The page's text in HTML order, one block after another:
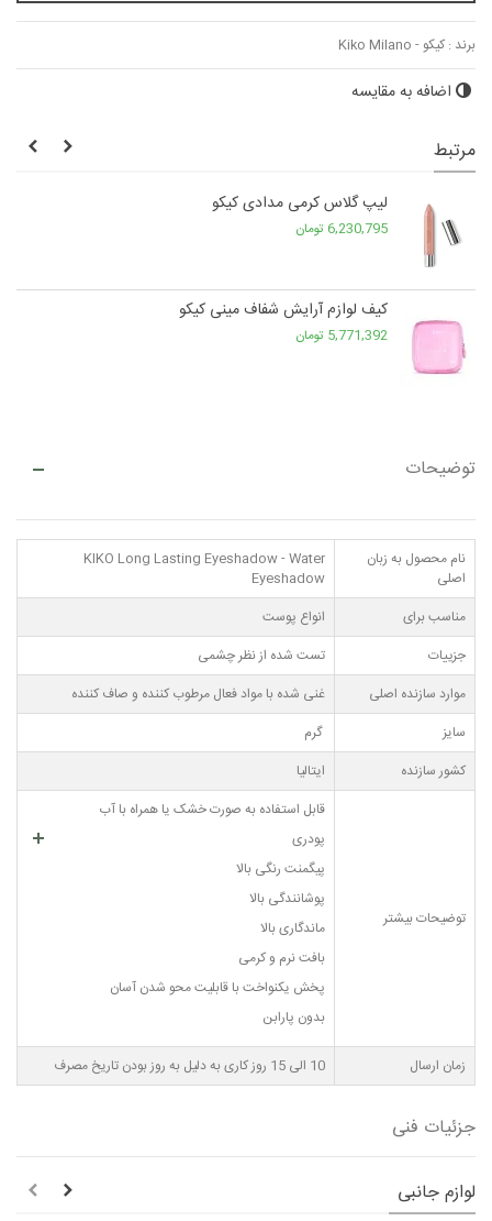
برند : کیکو - Kiko Milano
اضافه به مقایسه
مرتبط
لیپ گلاس کرمی مدادی کیکو
6,230,795 تومان
کیف لوازم آرایش شفاف مینی کیکو
5,771,392 تومان
توضیحات
نام محصول به زبان
اصلی
KIKO Long Lasting Eyeshadow - Water
Eyeshadow
مناسب برای
انواع پوست
جزییات
تست شده از نظر چشمی
موارد سازنده اصلی
غنی شده با مواد فعال مرطوب کننده و صاف کننده
سایز
گرم
کشور سازنده
ایتالیا
توضیحات بیشتر
قابل استفاده به صورت خشک یا همراه با آب
پودری
پیگمنت رنگی بالا
پوشانندگی بالا
ماندگاری بالا
بافت نرم و کرمی
پخش یکنواخت با قابلیت محو شدن آسان
بدون پارابن
زمان ارسال 10 الی 15 روز کاری به دلیل به روز بودن تاریخ مصرف
جزئیات فنی
لوازم جانبی